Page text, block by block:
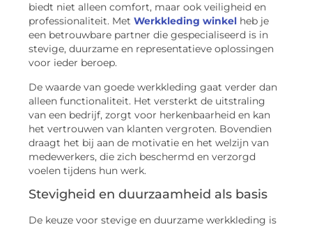
biedt niet alleen comfort, maar ook veiligheid en
professionaliteit. Met Werkkleding winkel heb je
een betrouwbare partner die gespecialiseerd is in
stevige, duurzame en representatieve oplossingen
voor ieder beroep.
De waarde van goede werkkleding gaat verder dan
alleen functionaliteit. Het versterkt de uitstraling
van een bedrijf, zorgt voor herkenbaarheid en kan
het vertrouwen van klanten vergroten. Bovendien
draagt het bij aan de motivatie en het welzijn van
medewerkers, die zich beschermd en verzorgd
voelen tijdens hun werk.
Stevigheid en duurzaamheid als basis
De keuze voor stevige en duurzame werkkleding is